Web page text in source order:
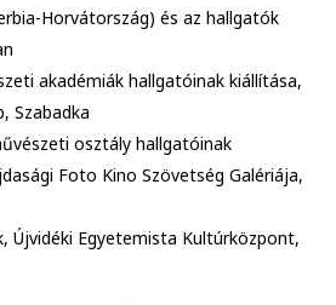
Horvátország) és az hallgatók
akadémiák hallgatóinak kiállítása,
Szabadka
osztály hallgatóinak
Foto Kino Szövetség Galériája,
Újvidéki Egyetemista Kultúrközpont,